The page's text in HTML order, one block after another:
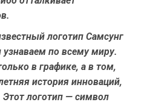
логотип Самсунг
по всему миру.
в графике, а в том,
история инноваций,
Этот логотип — символ